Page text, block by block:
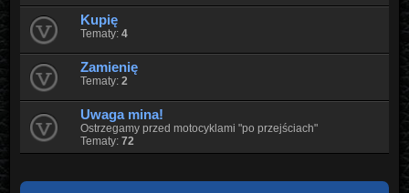
Kupię
Tematy: 4
Zamienię
Tematy: 2
Uwaga mina!
Ostrzegamy przed motocyklami "po przejściach"
Tematy: 72